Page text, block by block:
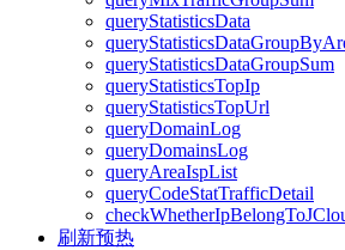
queryStatisticsData
queryStatisticsDataGroupSum
queryStatisticsTopIp
queryStatisticsTopUrl
queryDomainLog
queryDomainsLog
queryAreaIspList
queryCodeStatTrafficDetail
刷新预热